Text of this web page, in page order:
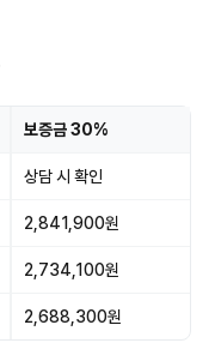
보증금 30%
상담 시 확인
2,841,900원
2,734,100원
2,688,300원